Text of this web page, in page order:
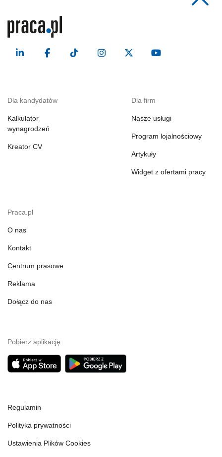
Dla kandydatów
Kalkulator
wynagrodzeń
Kreator CV
Dla firm
Nasze usługi
Program lojalnościowy
Artykuły
Widget z ofertami pracy
Praca.pl
O nas
Kontakt
Centrum prasowe
Reklama
Dołącz do nas
Pobierz aplikację
Regulamin
Polityka prywatności
Ustawienia Plików Cookies